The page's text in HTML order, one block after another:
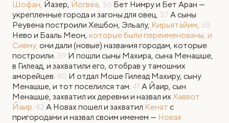
Шофан, Йазер, Йогвеа, 36 Бет Нимру и Бет Аран —
укрепленные города и загоны для овец. 37 А сыны
Реувена построили Хешбон, Эльалу, Кирьятайим, 38
Нево и Бааль Меон, которые были переименованы, и
Сивму; они дали (новые) названия городам, которые
построили. 39 И пошли сыны Махира, сына Менашше,
в Гилеад, и захватили его, отобрав у тамошних
аморейцев. 40 И отдал Моше Гилеад Махиру, сыну
Менашше, и тот поселился там. 41 А Йаир, сын
Менашше, захватил их деревни и назвал ихХаввот
Йаир. 42 А Новах пошел и захватил Кенат с
пригородами и назвал своим именем — Новах.